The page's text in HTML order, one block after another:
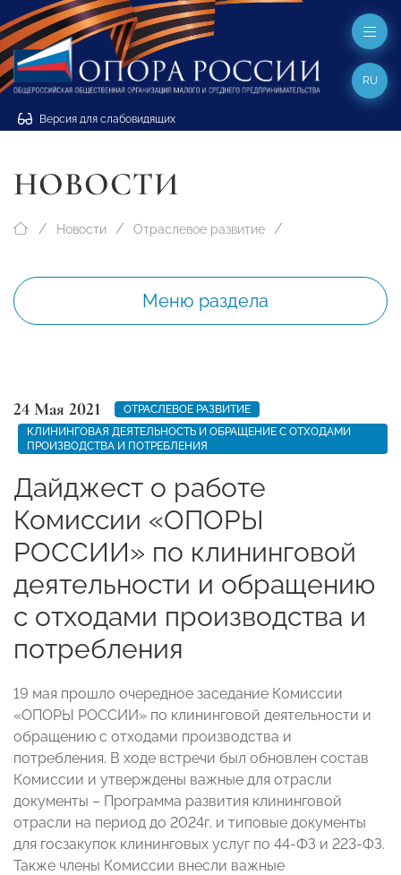
Версия для слабовидящих
RU
НОВОСТИ
Новости Отраслевое развитие
Меню раздела
24 Мая 2021
ОТРАСЛЕВОЕ РАЗВИТИЕ
КЛИНИНГОВАЯ ДЕЯТЕЛЬНОСТЬ И ОБРАЩЕНИЕ С ОТХОДАМИ
ПРОИЗВОДСТВА И ПОТРЕБЛЕНИЯ
Дайджест о работе
Комиссии «ОПОРЫ
РОССИИ» по клининговой
деятельности и обращению
с отходами производства и
потребления
19 мая прошло очередное заседание Комиссии
«ОПОРЫ РОССИИ» по клининговой деятельности и
обращению с отходами производства и
потребления. В ходе встречи был обновлен состав
Комиссии и утверждены важные для отрасли
документы – Программа развития клининговой
отрасли на период до 2024г. и типовые документы
для госзакупок клининговых услуг по 44-ФЗ и 223-ФЗ.
Также члены Комиссии внесли важные